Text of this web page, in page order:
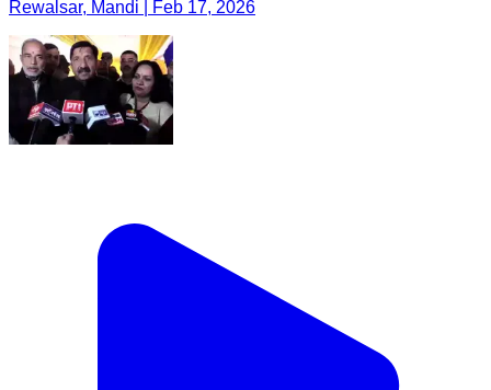
Rewalsar, Mandi | Feb 17, 2026